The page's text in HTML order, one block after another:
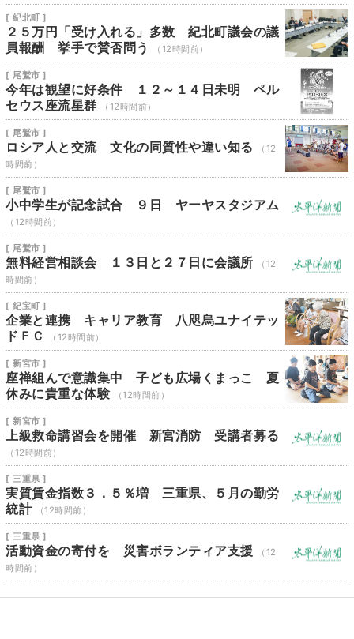
[ 紀北町 ]
２５万円「受け入れる」多数 紀北町議会の議
員報酬 挙手で賛否問う
（12時間前）
[ 尾鷲市 ]
今年は観望に好条件 １２～１４日未明 ペル
セウス座流星群
（12時間前）
[ 尾鷲市 ]
ロシア人と交流 文化の同質性や違い知る
（12
時間前）
[ 尾鷲市 ]
小中学生が記念試合 ９日 ヤーヤスタジアム
（12時間前）
[ 尾鷲市 ]
無料経営相談会 １３日と２７日に会議所
（12
時間前）
[ 紀宝町 ]
企業と連携 キャリア教育 八咫烏ユナイテッ
ドＦＣ
（12時間前）
[ 新宮市 ]
座禅組んで意識集中 子ども広場くまっこ 夏
休みに貴重な体験
（12時間前）
[ 新宮市 ]
上級救命講習会を開催 新宮消防 受講者募る
（12時間前）
[ 三重県 ]
実質賃金指数３．５％増 三重県、５月の勤労
統計
（12時間前）
[ 三重県 ]
活動資金の寄付を 災害ボランティア支援
（12
時間前）